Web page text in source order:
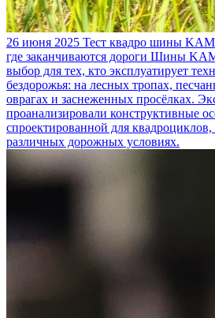
26 июня 2025 Тест квадро шины
где заканчиваются дороги Шины
выбор для тех, кто эксплуатирует
бездорожья: на лесных тропах,
оврагах и заснеженных просёлках.
проанализировали конструктивные
спроектированной для
различных дорожных условиях.